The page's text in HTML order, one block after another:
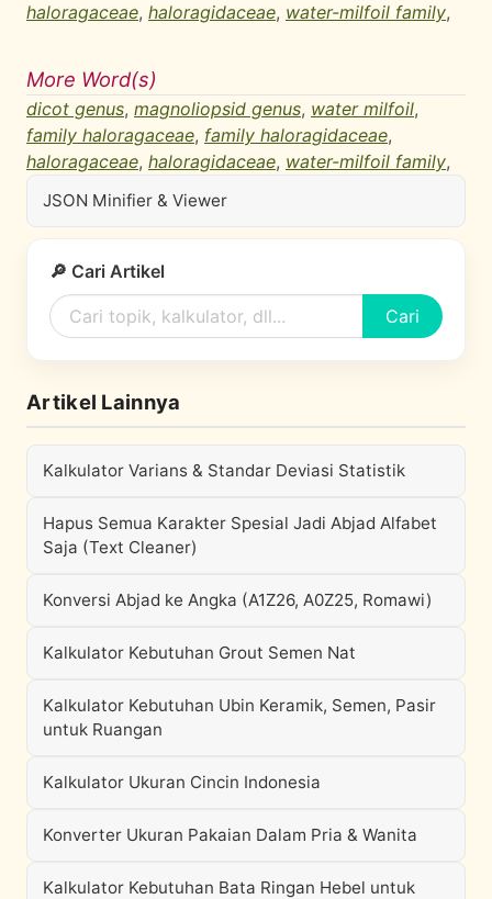
haloragaceae, haloragidaceae, water-milfoil family,
More Word(s)
dicot genus, magnoliopsid genus, water milfoil,
family haloragaceae, family haloragidaceae,
haloragaceae, haloragidaceae, water-milfoil family,
JSON Minifier & Viewer
🔎 Cari Artikel
Cari
Artikel Lainnya
Kalkulator Varians & Standar Deviasi Statistik
Hapus Semua Karakter Spesial Jadi Abjad Alfabet
Saja (Text Cleaner)
Konversi Abjad ke Angka (A1Z26, A0Z25, Romawi)
Kalkulator Kebutuhan Grout Semen Nat
Kalkulator Kebutuhan Ubin Keramik, Semen, Pasir
untuk Ruangan
Kalkulator Ukuran Cincin Indonesia
Konverter Ukuran Pakaian Dalam Pria & Wanita
Kalkulator Kebutuhan Bata Ringan Hebel untuk